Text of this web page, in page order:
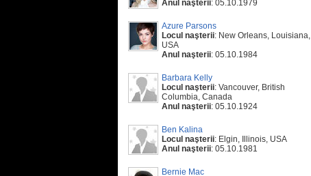
Anul naşterii: 05.10.1979
Azure Parsons
Locul naşterii: New Orleans, Louisiana,
USA
Anul naşterii: 05.10.1984
Barbara Kelly
Locul naşterii: Vancouver, British
Columbia, Canada
Anul naşterii: 05.10.1924
Ben Kalina
Locul naşterii: Elgin, Illinois, USA
Anul naşterii: 05.10.1981
Bernie Mac